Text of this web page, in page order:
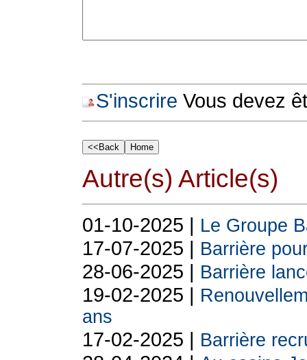
S'inscrire Vous devez
Autre(s) Article(s)
01-10-2025 | Le Groupe
17-07-2025 | Barrière
28-06-2025 | Barrière
19-02-2025 |
ans
17-02-2025 | Barrière